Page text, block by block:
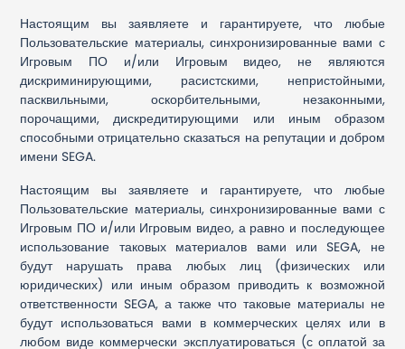
Настоящим вы заявляете и гарантируете, что любые
Пользовательские материалы, синхронизированные вами с
Игровым ПО и/или Игровым видео, не являются
дискриминирующими, расистскими, непристойными,
пасквильными, оскорбительными, незаконными,
порочащими, дискредитирующими или иным образом
способными отрицательно сказаться на репутации и добром
имени SEGA.
Настоящим вы заявляете и гарантируете, что любые
Пользовательские материалы, синхронизированные вами с
Игровым ПО и/или Игровым видео, а равно и последующее
использование таковых материалов вами или SEGA, не
будут нарушать права любых лиц (физических или
юридических) или иным образом приводить к возможной
ответственности SEGA, а также что таковые материалы не
будут использоваться вами в коммерческих целях или в
любом виде коммерчески эксплуатироваться (с оплатой за